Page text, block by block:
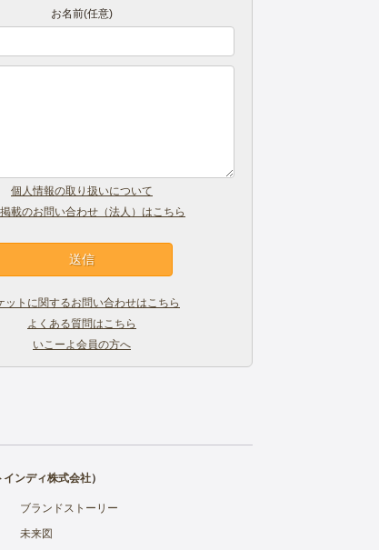
お名前(任意)
個人情報の取り扱いについて
載のお問い合わせ（法人）はこちら
ットに関するお問い合わせはこちら
よくある質問はこちら
いこーよ会員の方へ
インディ株式会社）
ブランドストーリー
未来図